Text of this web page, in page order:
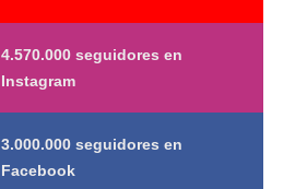
4.570.000 seguidores en
Instagram
3.000.000 seguidores en
Facebook